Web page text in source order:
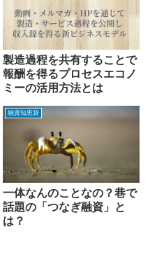
製造過程を共有することで
報酬を得るプロセスエコノ
ミーの活用方法とは
融資知恵袋
一体なんのことなの？巷で
話題の「つなぎ融資」と
は？